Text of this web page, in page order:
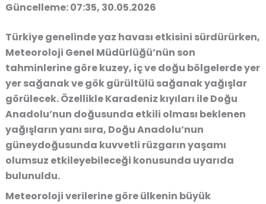
Güncelleme: 07:35, 30.05.2026
Türkiye genelinde yaz havası etkisini sürdürürken,
Meteoroloji Genel Müdürlüğü’nün son
tahminlerine göre kuzey, iç ve doğu bölgelerde yer
yer sağanak ve gök gürültülü sağanak yağışlar
görülecek. Özellikle Karadeniz kıyıları ile Doğu
Anadolu’nun doğusunda etkili olması beklenen
yağışların yanı sıra, Doğu Anadolu’nun
güneydoğusunda kuvvetli rüzgarın yaşamı
olumsuz etkileyebileceği konusunda uyarıda
bulunuldu.
Meteoroloji verilerine göre ülkenin büyük